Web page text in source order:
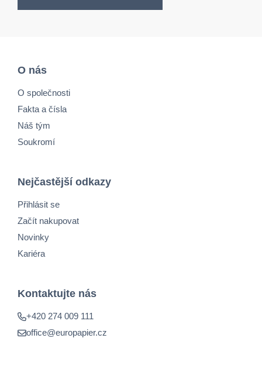
O nás
O společnosti
Fakta a čísla
Náš tým
Soukromí
Nejčastější odkazy
Přihlásit se
Začít nakupovat
Novinky
Kariéra
Kontaktujte nás
+420 274 009 111
office@europapier.cz